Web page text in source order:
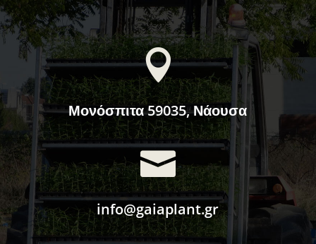

Μονόσπιτα 59035, Νάουσα

info@gaiaplant.gr